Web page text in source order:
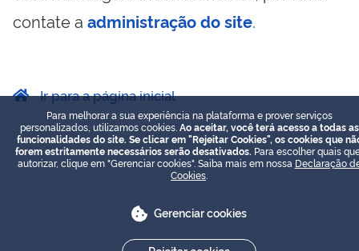
contate a administração do site.
Ir para a página inicial
Para melhorar a sua experiência na plataforma e prover serviços
personalizados, utilizamos cookies. Ao aceitar, você terá acesso a todas as
funcionalidades do site. Se clicar em "Rejeitar Cookies", os cookies que
forem estritamente necessários serão desativados. Para escolher quais
autorizar, clique em "Gerenciar cookies". Saiba mais em nossa Declaração
Cookies
Gerenciar cookies